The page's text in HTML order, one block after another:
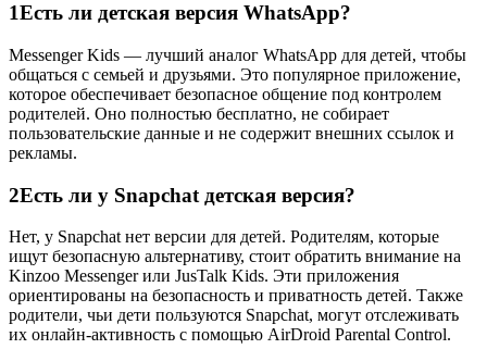
1Есть ли детская версия WhatsApp?
Messenger Kids — лучший аналог WhatsApp для детей, чтобы
общаться с семьей и друзьями. Это популярное приложение,
которое обеспечивает безопасное общение под контролем
родителей. Оно полностью бесплатно, не собирает
пользовательские данные и не содержит внешних ссылок и
рекламы.
2Есть ли у Snapchat детская версия?
Нет, у Snapchat нет версии для детей. Родителям, которые
ищут безопасную альтернативу, стоит обратить внимание на
Kinzoo Messenger или JusTalk Kids. Эти приложения
ориентированы на безопасность и приватность детей. Также
родители, чьи дети пользуются Snapchat, могут отслеживать
их онлайн-активность с помощью AirDroid Parental Control.